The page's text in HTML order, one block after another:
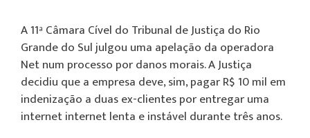
A 11ª Câmara Cível do Tribunal de Justiça do Rio
Grande do Sul julgou uma apelação da operadora
Net num processo por danos morais. A Justiça
decidiu que a empresa deve, sim, pagar R$ 10 mil em
indenização a duas ex-clientes por entregar uma
internet internet lenta e instável durante três anos.